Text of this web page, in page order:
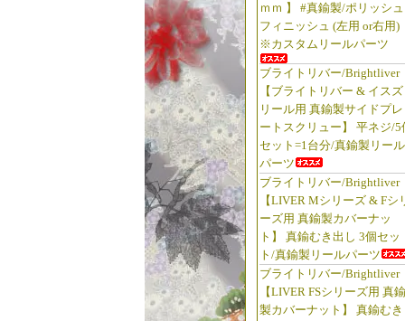
ｍｍ 】 #真鍮製/ポリッシュ
フィニッシュ (左用 or右用)
※カスタムリールパーツ
ブライトリバー/Brightliver
【ブライトリバー & イスズ
リール用 真鍮製サイドプレ
ートスクリュー】 平ネジ/5
セット=1台分/真鍮製リール
パーツ
ブライトリバー/Brightliver
【LIVER Mシリーズ & Fシ
ーズ用 真鍮製カバーナッ
ト】 真鍮むき出し 3個セッ
ト/真鍮製リールパーツ
ブライトリバー/Brightliver
【LIVER FSシリーズ用 真鍮
製カバーナット】 真鍮むき